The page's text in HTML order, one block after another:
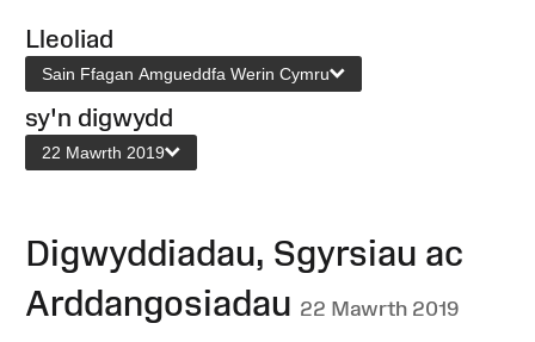
Lleoliad
Sain Ffagan Amgueddfa Werin Cymru
sy'n digwydd
22 Mawrth 2019
Digwyddiadau, Sgyrsiau ac
Arddangosiadau 22 Mawrth 2019